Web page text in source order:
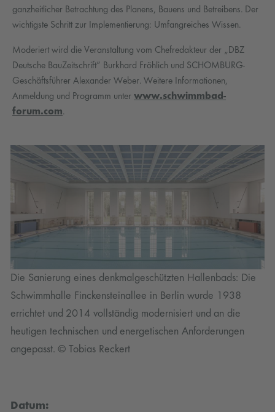
ganzheitlicher Betrachtung des Planens, Bauens und Betreibens. Der
wichtigste Schritt zur Implementierung: Umfangreiches Wissen.
Moderiert wird die Veranstaltung vom Chefredakteur der „DBZ
Deutsche BauZeitschrift“ Burkhard Fröhlich und SCHOMBURG-
Geschäftsführer Alexander Weber. Weitere Informationen,
Anmeldung und Programm unter www.schwimmbad-
forum.com.
Die Sanierung eines denkmalgeschützten Hallenbads: Die
Schwimmhalle Finckensteinallee in Berlin wurde 1938
errichtet und 2014 vollständig modernisiert und an die
heutigen technischen und energetischen Anforderungen
angepasst. © Tobias Reckert
Datum: